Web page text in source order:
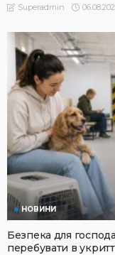
Superadmin
НОВИНИ
Безпека для
перебувати в